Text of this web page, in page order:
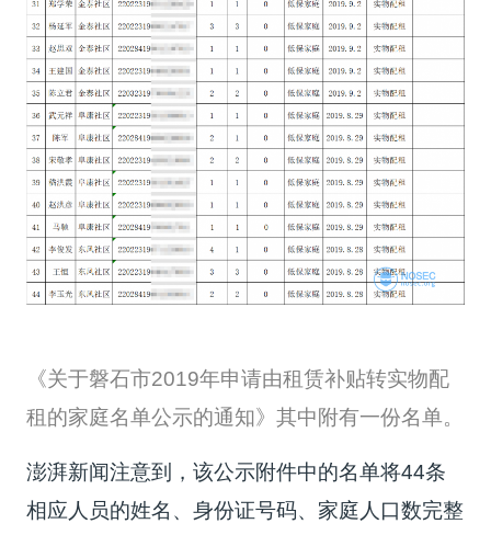
《关于磐石市2019年申请由租赁补贴转实物配
租的家庭名单公示的通知》其中附有一份名单。
澎湃新闻注意到，该公示附件中的名单将44条
相应人员的姓名、身份证号码、家庭人口数完整